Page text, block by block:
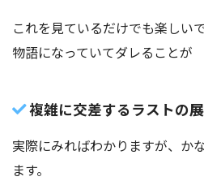
これを見ているだけでも楽しい
物語になっていてダレることが
複雑に交差するラストの
実際にみればわかりますが、か
ます。